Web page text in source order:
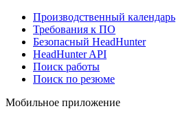
Производственный календарь
Требования к ПО
Безопасный HeadHunter
HeadHunter API
Поиск работы
Поиск по резюме
Мобильное приложение